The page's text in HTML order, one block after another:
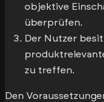
objektive
überprüfen.
Der Nutzer
zu treffen.
Den